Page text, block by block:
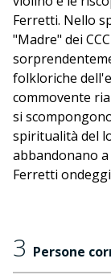
Ferretti. Nello
"Madre" dei
folkloriche
commovente
si
spiritualità del
abbandonano
Ferretti
3 Persone